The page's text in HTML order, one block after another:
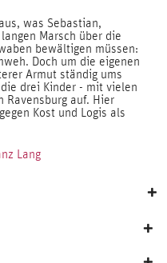
was Sebastian,
Marsch über die
bewältigen müssen:
Doch um die eigenen
Armut ständig ums
drei Kinder - mit vielen
Ravensburg auf. Hier
Kost und Logis als
Lang